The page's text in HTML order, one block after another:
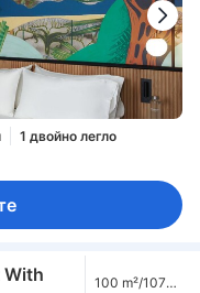
1 двойно легло
With
100 m²/1076